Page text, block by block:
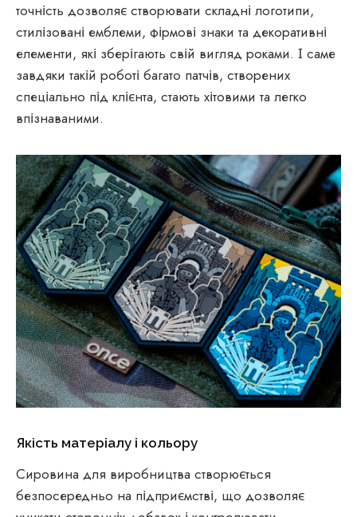
точність дозволяє створювати складні логотипи,
стилізовані емблеми, фірмові знаки та декоративні
елементи, які зберігають свій вигляд роками. І саме
завдяки такій роботі багато патчів, створених
спеціально під клієнта, стають хітовими та легко
впізнаваними.
Якість матеріалу і кольору
Сировина для виробництва створюється
безпосередньо на підприємстві, що дозволяє